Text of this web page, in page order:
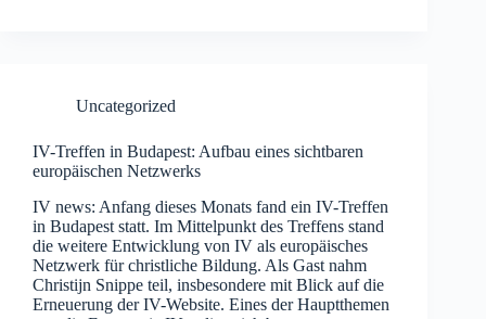
Uncategorized
IV-Treffen in Budapest: Aufbau eines sichtbaren
europäischen Netzwerks
IV news: Anfang dieses Monats fand ein IV-Treffen
in Budapest statt. Im Mittelpunkt des Treffens stand
die weitere Entwicklung von IV als europäisches
Netzwerk für christliche Bildung. Als Gast nahm
Christijn Snippe teil, insbesondere mit Blick auf die
Erneuerung der IV-Website. Eines der Hauptthemen